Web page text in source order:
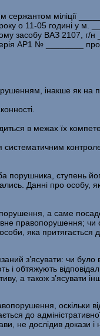
міліції
о 11-05 годині у м.
засобу ВАЗ 2107, г/
АР1 № ________
інакше як на
в межах їх
порушника, ступень
Данні про особу,
а саме
правопорушення; чи
яка притягається
з’ясувати: чи
і обтяжують
а також
оскільки
до адміністративної
не дослідив докази